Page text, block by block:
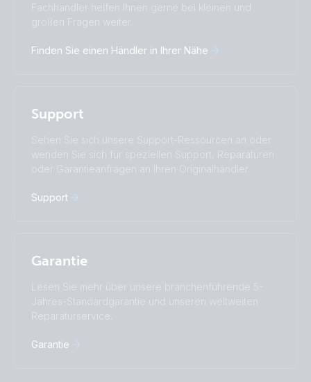
Čeština
Dansk
Deutsch
Italiano
Magyar
Suomalainen
Русский
Українська
中國人
Subscribe
Fachhändler helfen Ihnen gerne bei kleinen und
großen Fragen weiter.
Finden Sie einen Händler in Ihrer Nähe
Support
Sehen Sie sich unsere Support-Ressourcen an oder
wenden Sie sich für speziellen Support, Reparaturen
oder Garantieanfragen an Ihren Originalhändler.
Support
Garantie
Lesen Sie mehr über unsere branchenführende 5-
Jahres-Standardgarantie und unseren weltweiten
Reparaturservice.
Garantie